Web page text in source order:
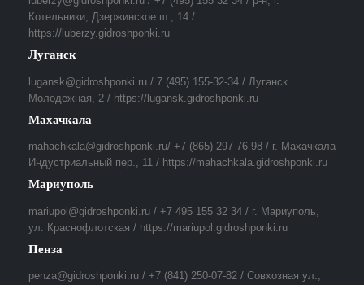
Котельники, Дзержинское ш., 14 /
https://luberzy.gidroshponki.ru
Луганск
lugansk@gidroshponki.ru / 7 (495) 155-32-34 / Луганск
Молодежная, 2 / https://lugansk.gidroshponki.ru
Махачкала
mahachkala@gidroshponki.ru/ +7 (865) 297-76-98 / г. Махачкала
Индустриальный пер., 11 / https://mahachkala.gidroshponki.ru
Мариуполь
mariupol@gidroshponki.ru / +7 495 155 32 34 / г. Мариуполь,
ул. Краснофлотская / https://mariupol.gidroshponki.ru
Пенза
penza@gidroshponki.ru / +7 (841) 250-07-82 / Совхозная ул.,